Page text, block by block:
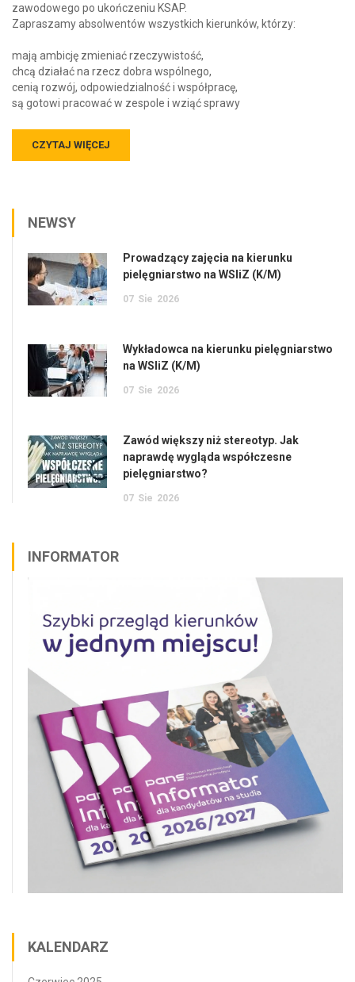
zawodowego po ukończeniu KSAP.
Zapraszamy absolwentów wszystkich kierunków, którzy:
mają ambicję zmieniać rzeczywistość,
chcą działać na rzecz dobra wspólnego,
cenią rozwój, odpowiedzialność i współpracę,
są gotowi pracować w zespole i wziąć sprawy
CZYTAJ WIĘCEJ
NEWSY
Prowadzący zajęcia na kierunku
pielęgniarstwo na WSIiZ (K/M)
07 Sie 2026
Wykładowca na kierunku pielęgniarstwo
na WSIiZ (K/M)
07 Sie 2026
Zawód większy niż stereotyp. Jak
naprawdę wygląda współczesne
pielęgniarstwo?
07 Sie 2026
INFORMATOR
KALENDARZ